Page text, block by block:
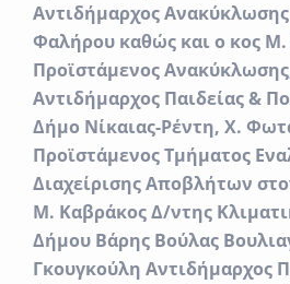
Αντιδήμαρχος
Φαλήρου καθώς και ο κος Μ.
Προϊστάμενος
Αντιδήμαρχος Παιδείας &
Δήμο Νίκαιας-Ρέντη, Χ.
Προϊστάμενος Τμήματος
Διαχείρισης Αποβλήτων
Μ. Καβράκος Δ/ντης
Δήμου Βάρης Βούλας
Γκουγκούλη Αντιδήμαρχος